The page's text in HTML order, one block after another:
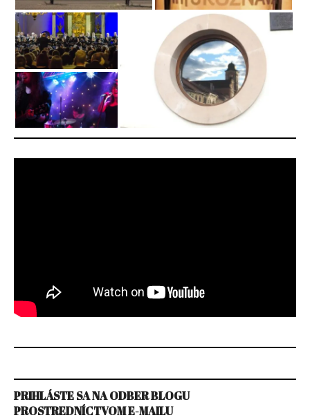
PRIHLÁSTE SA NA ODBER BLOGU
PROSTREDNÍCTVOM E-MAILU